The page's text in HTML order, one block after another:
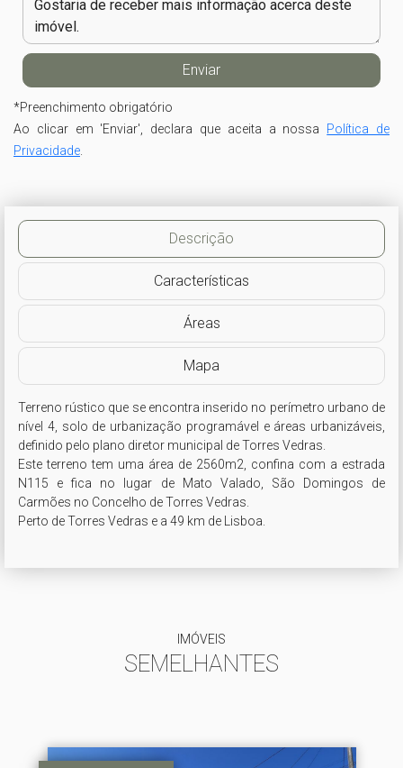
*Preenchimento obrigatório
Ao clicar em 'Enviar', declara que aceita a nossa Política de
Privacidade.
Descrição
Características
Áreas
Mapa
Terreno rústico que se encontra inserido no perímetro urbano de
nível 4, solo de urbanização programável e áreas urbanizáveis,
definido pelo plano diretor municipal de Torres Vedras.
Este terreno tem uma área de 2560m2, confina com a estrada
N115 e fica no lugar de Mato Valado, São Domingos de
Carmões no Concelho de Torres Vedras.
Perto de Torres Vedras e a 49 km de Lisboa.
IMÓVEIS
SEMELHANTES